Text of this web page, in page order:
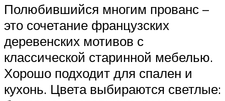
Полюбившийся многим прованс –
это сочетание французских
деревенских мотивов с
классической старинной мебелью.
Хорошо подходит для спален и
кухонь. Цвета выбираются светлые: